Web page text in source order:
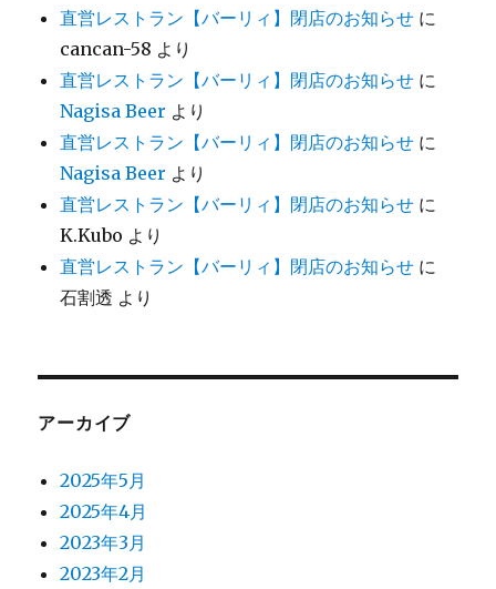
直営レストラン【バーリィ】閉店のお知らせ に
cancan-58 より
直営レストラン【バーリィ】閉店のお知らせ に
Nagisa Beer より
直営レストラン【バーリィ】閉店のお知らせ に
Nagisa Beer より
直営レストラン【バーリィ】閉店のお知らせ に
K.Kubo より
直営レストラン【バーリィ】閉店のお知らせ に
石割透 より
アーカイブ
2025年5月
2025年4月
2023年3月
2023年2月